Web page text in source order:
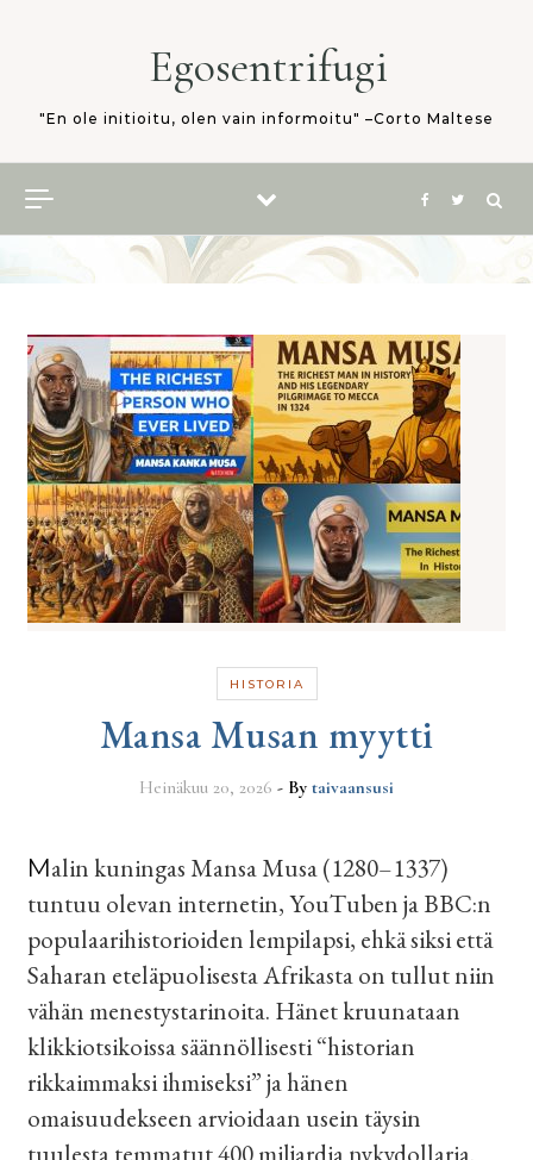
Egosentrifugi
"En ole initioitu, olen vain informoitu" –Corto Maltese
HISTORIA
Mansa Musan myytti
Heinäkuu 20, 2026 - By taivaansusi
Malin kuningas Mansa Musa (1280–1337)
tuntuu olevan internetin, YouTuben ja BBC:n
populaarihistorioiden lempilapsi, ehkä siksi että
Saharan eteläpuolisesta Afrikasta on tullut niin
vähän menestystarinoita. Hänet kruunataan
klikkiotsikoissa säännöllisesti “historian
rikkaimmaksi ihmiseksi” ja hänen
omaisuudekseen arvioidaan usein täysin
tuulesta temmatut 400 miljardia nykydollaria.